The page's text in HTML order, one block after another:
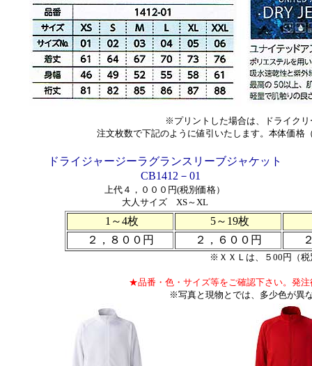
※プリントした場合は、ドライク
注文枚数で下記のように値引いたします。本体価
ドライジャージーラグランスリーブジャケット
CB1412－01
上代４，０００円(税別価格）
大人サイズ XS～XL
1～4枚
5～19枚
２，８００円
２，６００円
※ＸＸＬは、５00円（税
★品番・色・サイズ等をご確認下さい。発
※写真と現物とでは、多少色が異